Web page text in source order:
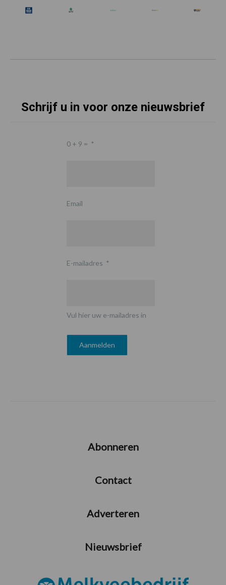
Schrijf u in voor onze nieuwsbrief
0 + 9 = *
Email
E-mailadres *
Vul hier uw e-mailadres in
Abonneren
Contact
Adverteren
Nieuwsbrief